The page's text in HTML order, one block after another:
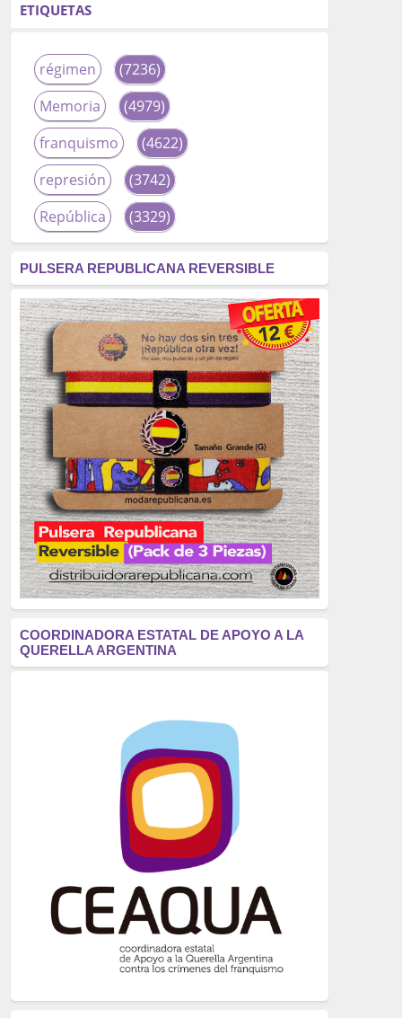
ETIQUETAS
régimen
(7236)
Memoria
(4979)
franquismo
(4622)
represión
(3742)
República
(3329)
fascismo
(2677)
tardofranquismo
(2320)
Actualidad
(2319)
monarquía
(2253)
borbones
(2176)
Cultura
(2163)
Guerra
(1674)
genocidio
(1234)
mujer
(1070)
Eventos
(914)
Crímenes del franquismo
(721)
(699)
(607)
neofranquismo
(567)
Justicia Universal
Derechos Humanos
(522)
Nacionalcatolicismo
(514)
PULSERA REPUBLICANA REVERSIBLE
COORDINADORA ESTATAL DE APOYO A LA
QUERELLA ARGENTINA